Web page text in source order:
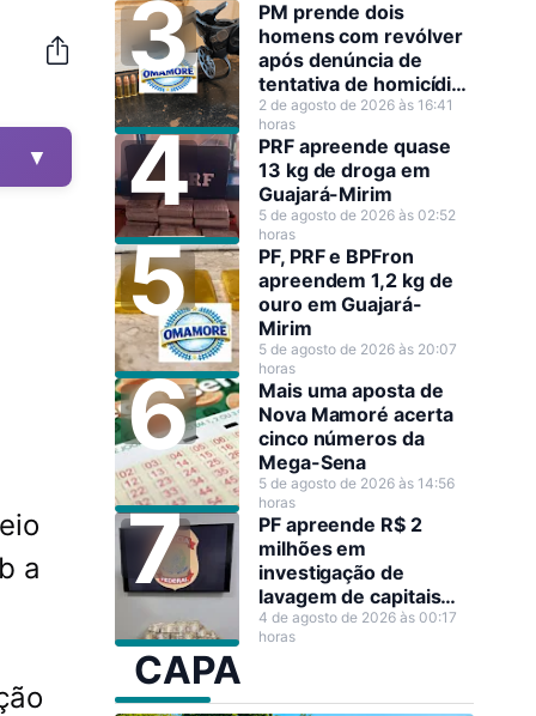
▼
a
PM prende dois
homens com revólver
após denúncia de
tentativa de homicídio
em Guajará-Mirim
2 de agosto de 2026 às 16:41
horas
PRF apreende quase
13 kg de droga em
Guajará-Mirim
5 de agosto de 2026 às 02:52
horas
PF, PRF e BPFron
apreendem 1,2 kg de
ouro em Guajará-
Mirim
5 de agosto de 2026 às 20:07
horas
Mais uma aposta de
Nova Mamoré acerta
cinco números da
Mega-Sena
5 de agosto de 2026 às 14:56
horas
PF apreende R$ 2
milhões em
investigação de
lavagem de capitais
em Porto Velho
4 de agosto de 2026 às 00:17
horas
CAPA